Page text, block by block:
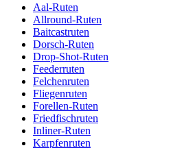
Aal-Ruten
Allround-Ruten
Baitcastruten
Dorsch-Ruten
Drop-Shot-Ruten
Feederruten
Felchenruten
Fliegenruten
Forellen-Ruten
Friedfischruten
Inliner-Ruten
Karpfenruten